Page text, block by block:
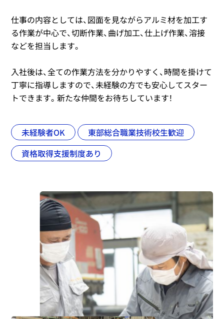
仕事の内容としては、図面を見ながらアルミ材を加工す
る作業が中心で、切断作業、曲げ加工、仕上げ作業、溶接
などを担当します。
入社後は、全ての作業方法を分かりやすく、時間を掛けて
丁寧に指導しますので、未経験の方でも安心してスター
トできます。新たな仲間をお待ちしています！
未経験者OK
東部総合職業技術校生歓迎
資格取得支援制度あり